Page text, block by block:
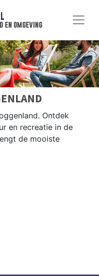
omgeving
Ontdek
en recreatie in de
de mooiste